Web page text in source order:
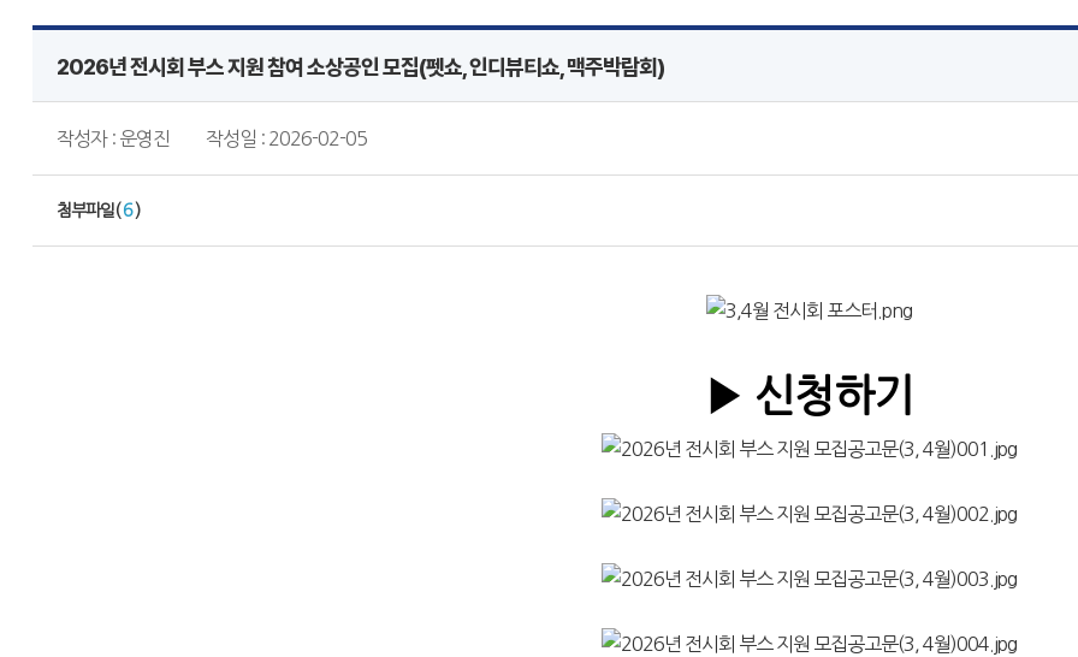
2026년 전시회 부스 지원 참여 소상공인 모집(펫쇼, 인디뷰티쇼, 맥주박람회)
작성자 : 운영진 작성일 : 2026-02-05
첨부파일( 6 )
▶ 신청하기